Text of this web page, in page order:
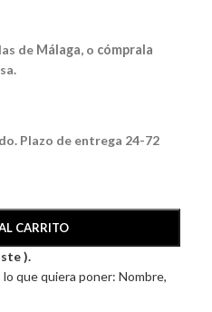
de Málaga, o cómprala
Plazo de entrega 24-72
CARRITO
).
que quiera poner: Nombre,